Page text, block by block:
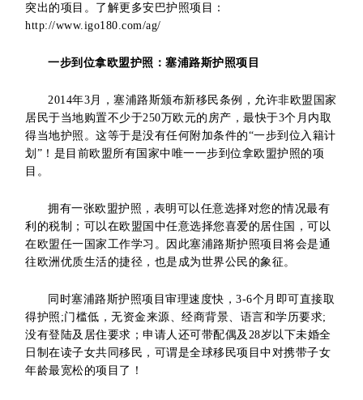
突出的项目。了解更多安巴护照项目：
http://www.igo180.com/ag/
一步到位拿欧盟护照：塞浦路斯护照项目
2014年3月，塞浦路斯颁布新移民条例，允许非欧盟国家
居民于当地购置不少于250万欧元的房产，最快于3个月内取
得当地护照。这等于是没有任何附加条件的“一步到位入籍计
划”！是目前欧盟所有国家中唯一一步到位拿欧盟护照的项
目。
拥有一张欧盟护照，表明可以任意选择对您的情况最有
利的税制；可以在欧盟国中任意选择您喜爱的居住国，可以
在欧盟任一国家工作学习。因此塞浦路斯护照项目将会是通
往欧洲优质生活的捷径，也是成为世界公民的象征。
同时塞浦路斯护照项目审理速度快，3-6个月即可直接取
得护照;门槛低，无资金来源、经商背景、语言和学历要求;
没有登陆及居住要求；申请人还可带配偶及28岁以下未婚全
日制在读子女共同移民，可谓是全球移民项目中对携带子女
年龄最宽松的项目了！